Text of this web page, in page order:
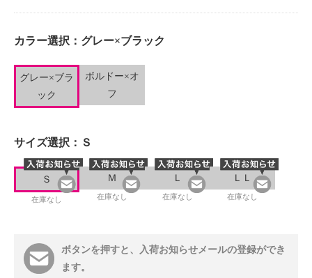
カラー選択： グレー×ブラック
グレー×ブラ
ック
ボルドー×オ
フ
サイズ選択： Ｓ
Ｓ
在庫なし
Ｍ
在庫なし
Ｌ
在庫なし
ＬＬ
在庫なし
ボタンを押すと、入荷お知らせメールの登録ができ
ます。